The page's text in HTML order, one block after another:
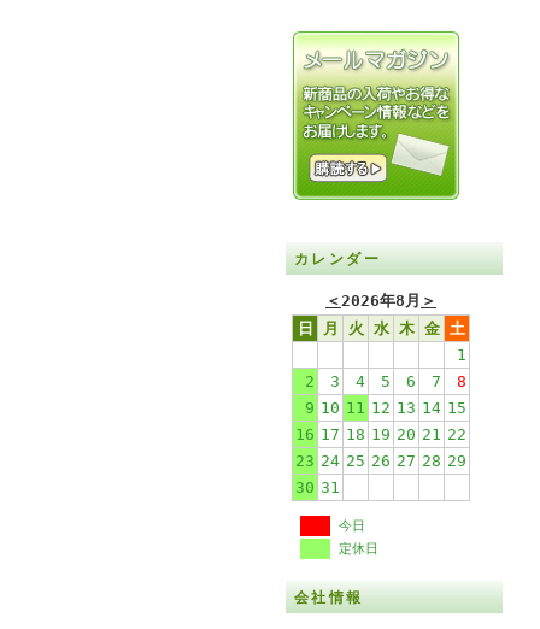
カレンダー
＜2026年8月 ＞
日
月 火 水 木 金 土
1
2
3 4 5 6 7
8
9 10 11 12 13 14 15
16 17 18 19 20 21 22
23 24 25 26 27 28 29
30 31
今日
定休日
会社情報